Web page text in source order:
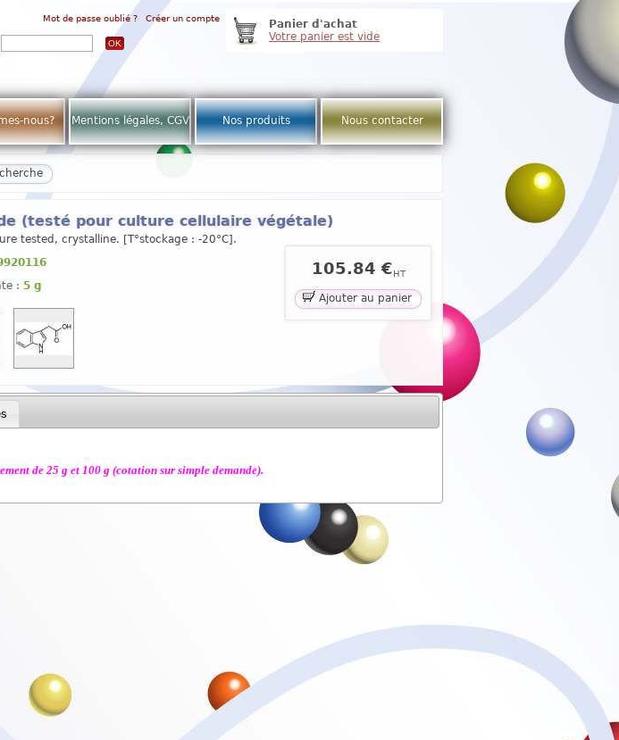
Mot de passe oublié ? Créer un compte
Panier d'achat
Votre panier est vide
nous? Mentions légales, CGV Nos produits Nous contacter
(testé pour culture cellulaire végétale)
tested, crystalline. [T°stockage : -20°C].
: 5 g
105.84 € HT
Ajouter au panier
de 25 g et 100 g (cotation sur simple demande).